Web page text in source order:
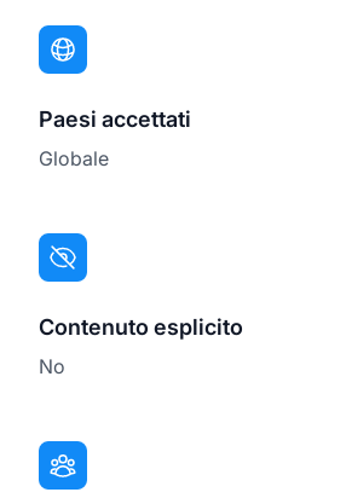
Paesi accettati
Globale
Contenuto esplicito
No